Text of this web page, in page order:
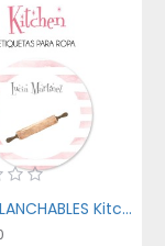
Ropa PLANCHABLES Kitchen